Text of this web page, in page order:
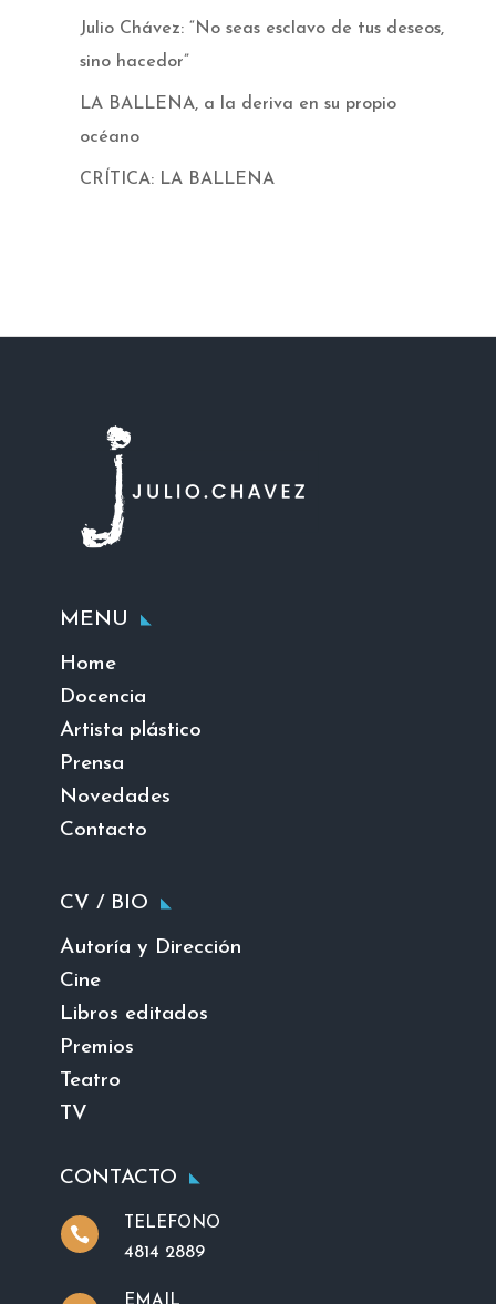
Julio Chávez: “No seas esclavo de tus deseos,
sino hacedor”
LA BALLENA, a la deriva en su propio
océano
CRÍTICA: LA BALLENA
MENU
Home
Docencia
Artista plástico
Prensa
Novedades
Contacto
CV / BIO
Autoría y Dirección
Cine
Libros editados
Premios
Teatro
TV
CONTACTO

TELEFONO
4814 2889